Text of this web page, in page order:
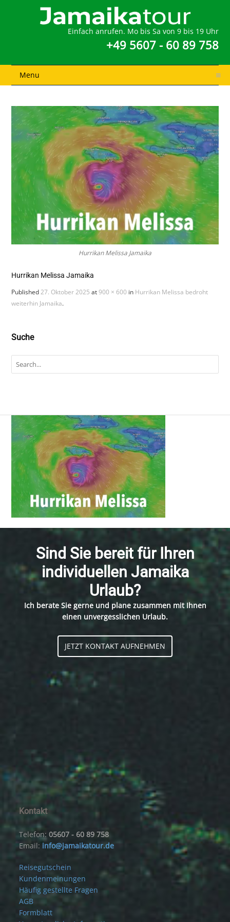
Einfach anrufen. Mo bis Sa von 9 bis 19 Uhr
+49 5607 - 60 89 758
Menu
Hurrikan Melissa Jamaika
Hurrikan Melissa Jamaika
Published27. Oktober 2025 at900 × 600 in Hurrikan Melissa bedroht
weiterhin Jamaika.
Suche
Sind Sie bereit für Ihren
individuellen Jamaika
Urlaub?
Ich berate Sie gerne und plane zusammen mit Ihnen
einen unvergesslichen Urlaub.
JETZT KONTAKT AUFNEHMEN
Kontakt
Telefon:05607 - 60 89 758
Email: info@jamaikatour.de
Reisegutschein
Kundenmeinungen
Häufig gestellte Fragen
AGB
Formblatt